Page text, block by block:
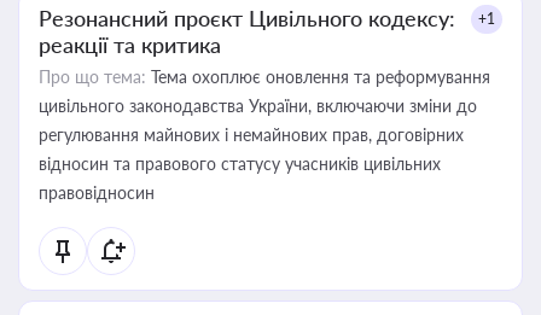
Резонансний проєкт Цивільного кодексу:
реакції та критика
+1
Про що тема: Тема охоплює оновлення та реформування
цивільного законодавства України, включаючи зміни до
регулювання майнових і немайнових прав, договірних
відносин та правового статусу учасників цивільних
правовідносин